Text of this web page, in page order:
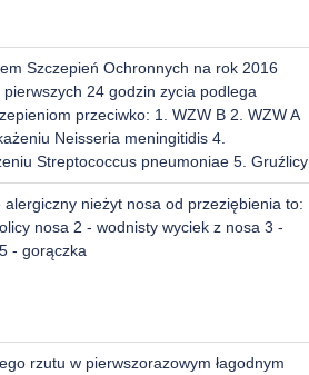
Szczepień Ochronnych na rok 2016
24 godzin zycia podlega
przeciwko: 1. WZW B 2. WZW A
Neisseria meningitidis 4.
Streptococcus pneumoniae 5. Gruźlicy
nieżyt nosa od przeziębienia to:
nosa 2 - wodnisty wyciek z nosa 3 -
- gorączka
rzutu w pierwszorazowym łagodnym